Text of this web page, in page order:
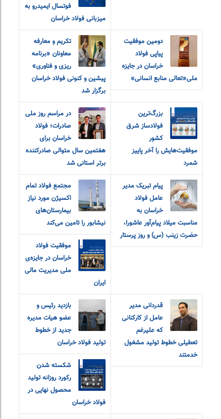
فوتسال ایمیدرو به
میزبانی فولاد خراسان
دومین موفقیت
پیاپی فولاد
خراسان در جایزه
ملی«تعالی منابع انسانی»
تکریم و معارفه
معاونان «برنامه
ریزی و فناوری»
پیشین و کنونی فولاد خراسان
برگزار شد
بزرگ‌ترین
فولادساز شرق
کشور
موفقیت‌هایش را آخر پاییز
شمرد
در مراسم روز ملی
صادرات؛ فولاد
خراسان برای
هفتمین سال متوالی صادرکننده
برتر استانی شد
پیام تبریک مدیر
عامل فولاد
خراسان به
مناسبت میلاد پیام‌آور عاشورا،
حضرت زینب (س) و روز پرستار
مجتمع فولاد تمام
اکسیژن مورد نیاز
بیمارستان‌های
نیشابور را تامین می‌کند
موفقیت فولاد
خراسان در جایزه‌ی
ملی مدیریت مالی
ایران
قدردانی مدیر
عامل از کارکنانی
که علیرغم
تعطیلی خطوط تولید مشغول
خدمتند
بازدید رئیس و
عضو هیات مدیره
جدید از خطوط
تولید فولاد خراسان
شکسته شدن
رکورد روزانه تولید
محصول نهایی در
فولاد خراسان